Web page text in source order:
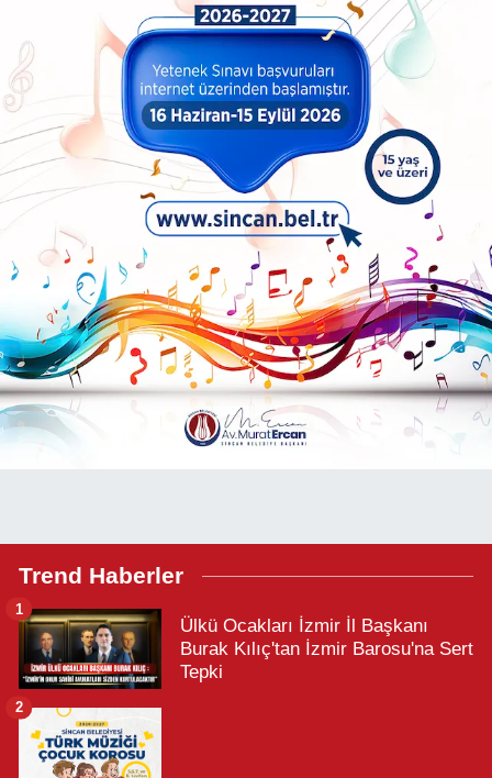
Trend Haberler
Ülkü Ocakları İzmir İl Başkanı
Burak Kılıç'tan İzmir Barosu'na Sert
Tepki
1
2